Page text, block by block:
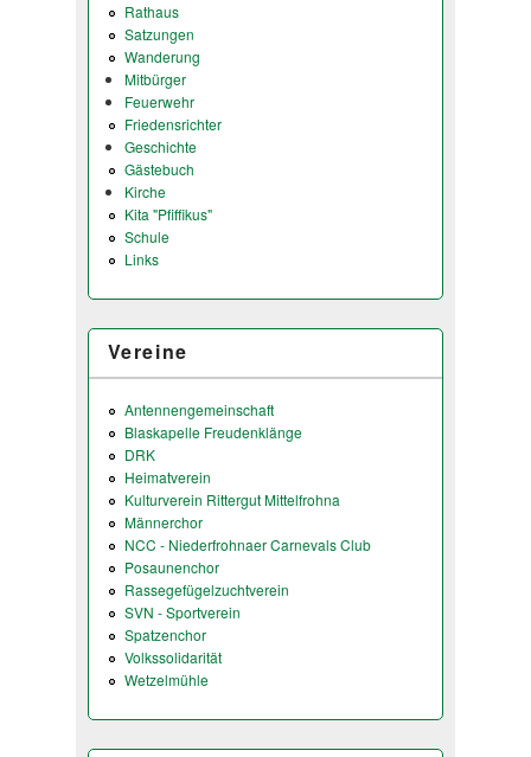
Rathaus
Satzungen
Wanderung
Mitbürger
Feuerwehr
Friedensrichter
Geschichte
Gästebuch
Kirche
Kita "Pfiffikus"
Schule
Links
Vereine
Antennengemeinschaft
Blaskapelle Freudenklänge
DRK
Heimatverein
Kulturverein Rittergut Mittelfrohna
Männerchor
NCC - Niederfrohnaer Carnevals Club
Posaunenchor
Rassegefügelzuchtverein
SVN - Sportverein
Spatzenchor
Volkssolidarität
Wetzelmühle